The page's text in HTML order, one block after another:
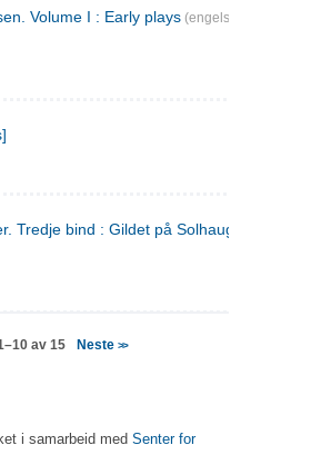
Volume I : Early plays (engelsk)
Tredje bind : Gildet på Solhaug ; Olaf
av 15 Neste>>
i samarbeid med Senter for